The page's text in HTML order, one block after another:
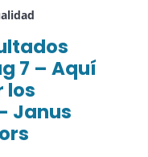
7 – Aquí
los
Janus